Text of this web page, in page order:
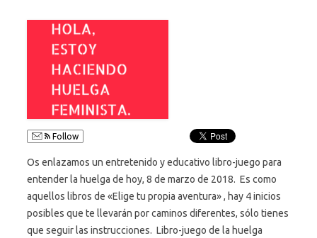
Follow
Os enlazamos un entretenido y educativo libro-juego para
entender la huelga de hoy, 8 de marzo de 2018. Es como
aquellos libros de «Elige tu propia aventura» , hay 4 inicios
posibles que te llevarán por caminos diferentes, sólo tienes
que seguir las instrucciones. Libro-juego de la huelga